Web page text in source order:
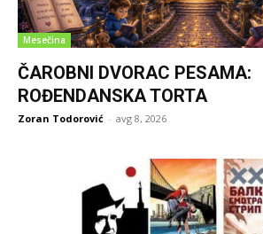
Mesečina
ČAROBNI DVORAC PESAMA:
ROĐENDANSKA TORTA
Zoran Todorović - avg 8, 2026